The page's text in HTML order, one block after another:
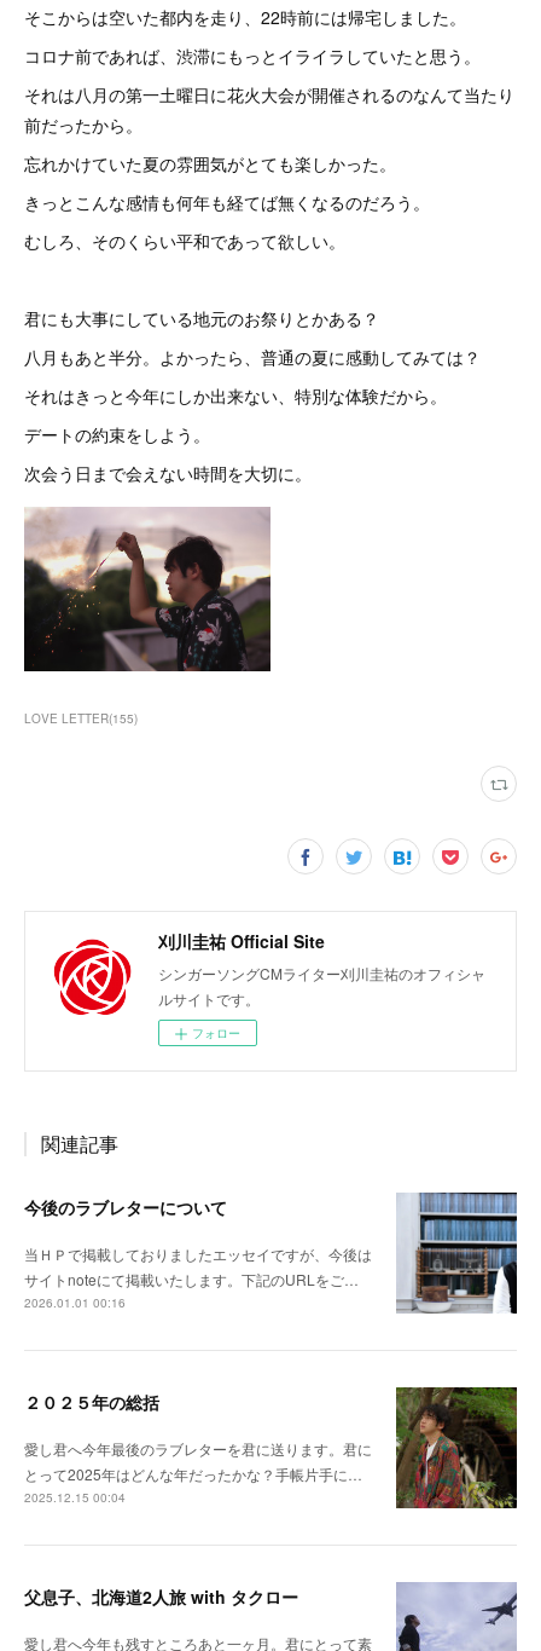
そこからは空いた都内を走り、22時前には帰宅しました。
コロナ前であれば、渋滞にもっとイライラしていたと思う。
それは八月の第一土曜日に花火大会が開催されるのなんて当たり
前だったから。
忘れかけていた夏の雰囲気がとても楽しかった。
きっとこんな感情も何年も経てば無くなるのだろう。
むしろ、そのくらい平和であって欲しい。
君にも大事にしている地元のお祭りとかある？
八月もあと半分。よかったら、普通の夏に感動してみては？
それはきっと今年にしか出来ない、特別な体験だから。
デートの約束をしよう。
次会う日まで会えない時間を大切に。
LOVE LETTER(155)
刈川圭祐 Official Site
シンガーソングCMライター刈川圭祐のオフィシャ
ルサイトです。
フォロー
関連記事
今後のラブレターについて
当ＨＰで掲載しておりましたエッセイですが、今後は
サイトnoteにて掲載いたします。下記のURLをご…
2026.01.01 00:16
２０２５年の総括
愛し君へ今年最後のラブレターを君に送ります。君に
とって2025年はどんな年だったかな？手帳片手に…
2025.12.15 00:04
父息子、北海道2人旅 with タクロー
愛し君へ今年も残すところあと一ヶ月。君にとって素